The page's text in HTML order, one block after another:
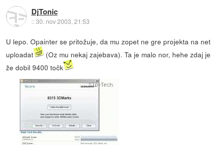
DjTonic
::30. nov 2003, 21:53
U lepo. Opainter se pritožuje, da mu zopet ne gre projekta na net
uploadat
(Oz mu nekaj zajebava). Ta je malo nor, hehe zdaj je
že dobil 9400 točk